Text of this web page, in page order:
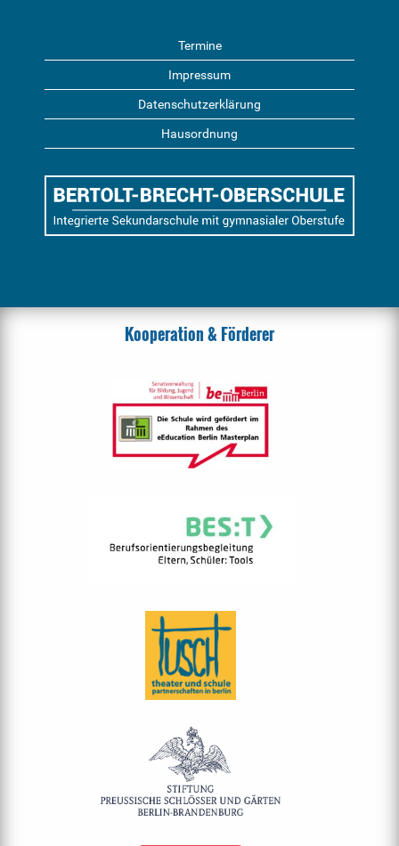
Termine
Impressum
Datenschutzerklärung
Hausordnung
Kooperation & Förderer